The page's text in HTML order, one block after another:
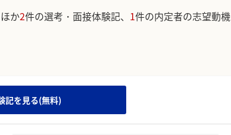
か2件の選考・面接体験記、 1件の内定者の志望動機
記を見る(無料)